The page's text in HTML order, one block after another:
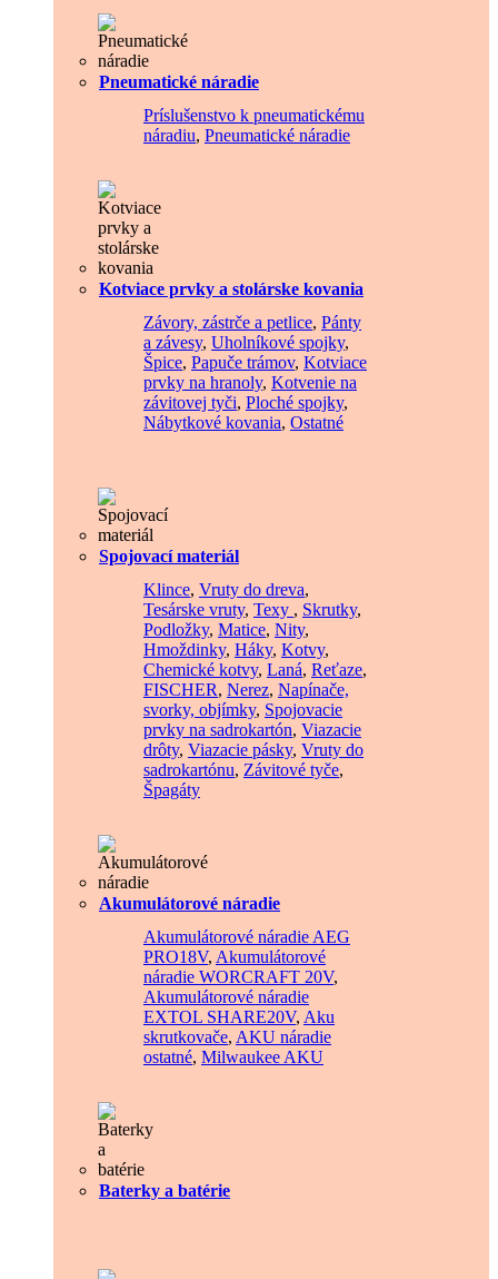
Pneumatické náradie
Príslušenstvo k pneumatickému
náradiu, Pneumatické náradie
Kotviace prvky a stolárske kovania
Závory, zástrče a petlice, Pánty
a závesy, Uholníkové spojky,
Špice, Papuče trámov, Kotviace
prvky na hranoly, Kotvenie na
závitovej tyči, Ploché spojky,
Nábytkové kovania, Ostatné
Spojovací materiál
Klince, Vruty do dreva,
Tesárske vruty, Texy , Skrutky,
Podložky, Matice, Nity,
Hmoždinky, Háky, Kotvy,
Chemické kotvy, Laná, Reťaze,
FISCHER, Nerez, Napínače,
svorky, objímky, Spojovacie
prvky na sadrokartón, Viazacie
drôty, Viazacie pásky, Vruty do
sadrokartónu, Závitové tyče,
Špagáty
Akumulátorové náradie
Akumulátorové náradie AEG
PRO18V, Akumulátorové
náradie WORCRAFT 20V,
Akumulátorové náradie
EXTOL SHARE20V, Aku
skrutkovače, AKU náradie
ostatné, Milwaukee AKU
Baterky a batérie